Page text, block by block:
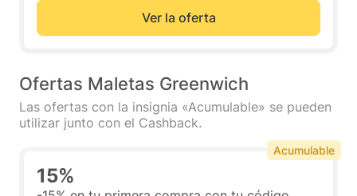
Ver la oferta
Ofertas Maletas Greenwich
Las ofertas con la insignia «Acumulable» se pueden
utilizar junto con el Cashback.
15%
Acumulable